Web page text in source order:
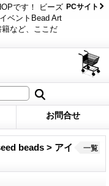
です！ ビーズ
ベントBead Art
など、ここだ
PCサイト
お問合せ
beads > アイ
一覧